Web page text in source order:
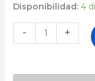
Disponibilidad: 4
- +